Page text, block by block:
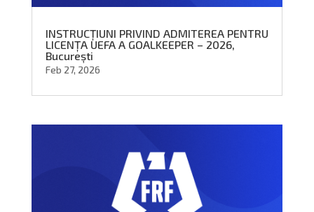
INSTRUCȚIUNI PRIVIND ADMITEREA PENTRU
LICENȚA UEFA A GOALKEEPER – 2026,
București
Feb 27, 2026